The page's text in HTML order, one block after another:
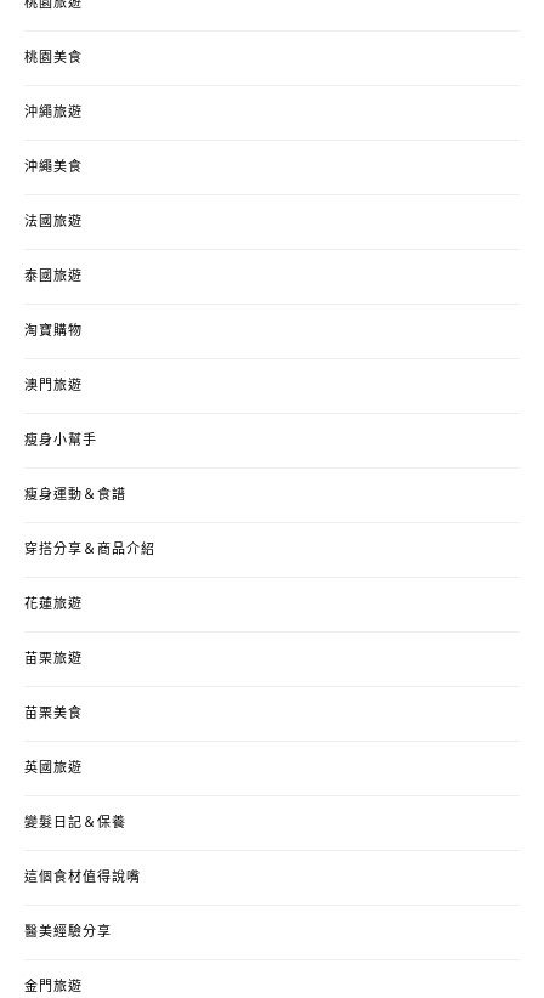
桃園旅遊
桃園美食
沖繩旅遊
沖繩美食
法國旅遊
泰國旅遊
淘寶購物
澳門旅遊
瘦身小幫手
瘦身運動＆食譜
穿搭分享＆商品介紹
花蓮旅遊
苗栗旅遊
苗栗美食
英國旅遊
變髮日記＆保養
這個食材值得說嘴
醫美經驗分享
金門旅遊